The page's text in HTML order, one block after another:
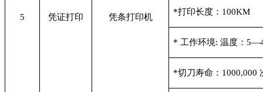
5 凭证打印 凭条打印机
*打印长度：100KM
* 工作环境: 温度：
*切刀寿命：1000,000